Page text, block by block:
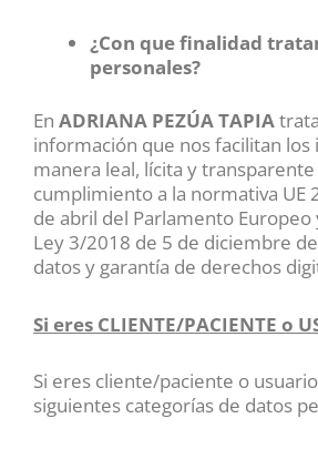
¿Con que finalidad
personales?
En ADRIANA PEZÚA TAPIA
información que nos facilitan los
manera leal, lícita y
cumplimiento a la normativa UE
de abril del Parlamento Europeo
Ley 3/2018 de 5 de diciembre
datos y garantía de derechos
Si eres CLIENTE/PACIENTE o
Si eres cliente/paciente o
siguientes categorías de datos